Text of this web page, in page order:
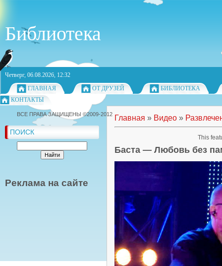
Библиотека
Четверг, 06.08.2026, 12:32
ГЛАВНАЯ
ОТ ДРУЗЕЙ
БИБЛИОТЕКА
КОНТАКТЫ
ПОИСК
Реклама на сайте
Главная » Видео »
Баста — Любовь без
ВСЕ ПРАВА ЗАЩИЩЕНЫ ©2009-2012
This